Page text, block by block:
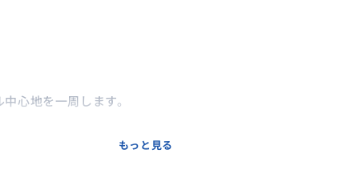
心地を一周します。
などにもご案内します。もっと見る